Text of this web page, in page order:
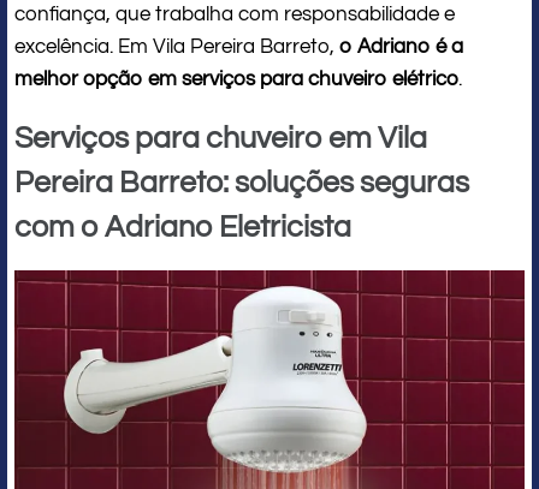
confiança, que trabalha com responsabilidade e
excelência. Em Vila Pereira Barreto, o Adriano é a
melhor opção em serviços para chuveiro elétrico.
Serviços para chuveiro em Vila
Pereira Barreto: soluções seguras
com o Adriano Eletricista